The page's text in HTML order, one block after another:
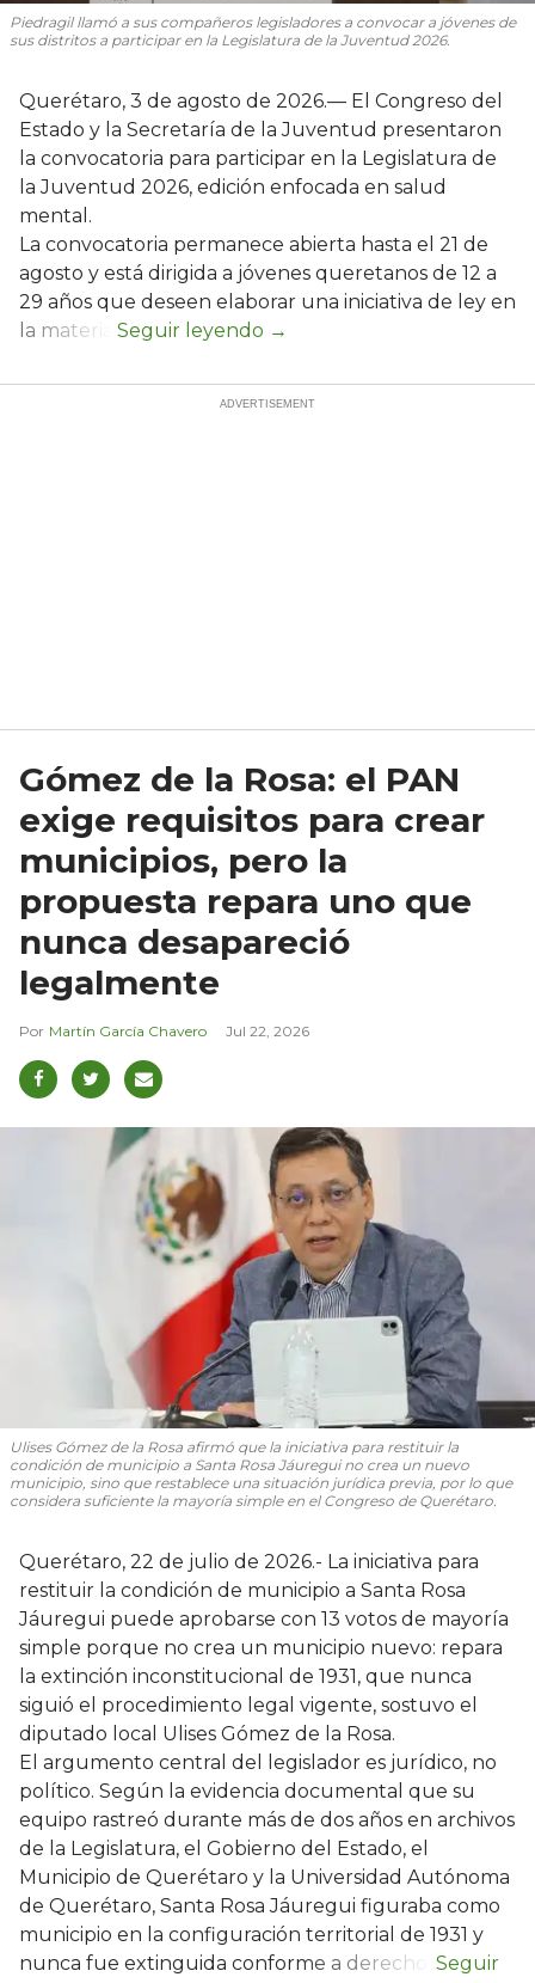
Piedragil llamó a sus compañeros legisladores a convocar a jóvenes de
sus distritos a participar en la Legislatura de la Juventud 2026.
Querétaro, 3 de agosto de 2026.— El Congreso del
Estado y la Secretaría de la Juventud presentaron
la convocatoria para participar en la Legislatura de
la Juventud 2026, edición enfocada en salud
mental.
La convocatoria permanece abierta hasta el 21 de
agosto y está dirigida a jóvenes queretanos de 12 a
29 años que deseen elaborar una iniciativa de ley en
la materia.
Gómez de la Rosa: el PAN
exige requisitos para crear
municipios, pero la
propuesta repara uno que
nunca desapareció
legalmente
Martín García Chavero Jul 22, 2026
Ulises Gómez de la Rosa afirmó que la iniciativa para restituir la
condición de municipio a Santa Rosa Jáuregui no crea un nuevo
municipio, sino que restablece una situación jurídica previa, por lo que
considera suficiente la mayoría simple en el Congreso de Querétaro.
Querétaro, 22 de julio de 2026.- La iniciativa para
restituir la condición de municipio a Santa Rosa
Jáuregui puede aprobarse con 13 votos de mayoría
simple porque no crea un municipio nuevo: repara
la extinción inconstitucional de 1931, que nunca
siguió el procedimiento legal vigente, sostuvo el
diputado local Ulises Gómez de la Rosa.
El argumento central del legislador es jurídico, no
político. Según la evidencia documental que su
equipo rastreó durante más de dos años en archivos
de la Legislatura, el Gobierno del Estado, el
Municipio de Querétaro y la Universidad Autónoma
de Querétaro, Santa Rosa Jáuregui figuraba como
municipio en la configuración territorial de 1931 y
nunca fue extinguida conforme a derecho.